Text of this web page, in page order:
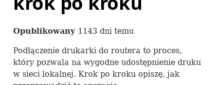
Opublikowany 1143 dni temu
Podłączenie drukarki do routera to proces,
który pozwala na wygodne udostępnienie druku
w sieci lokalnej. Krok po kroku opiszę, jak